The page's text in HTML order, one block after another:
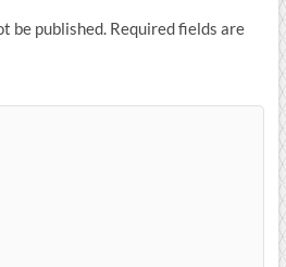
be published. Required fields are